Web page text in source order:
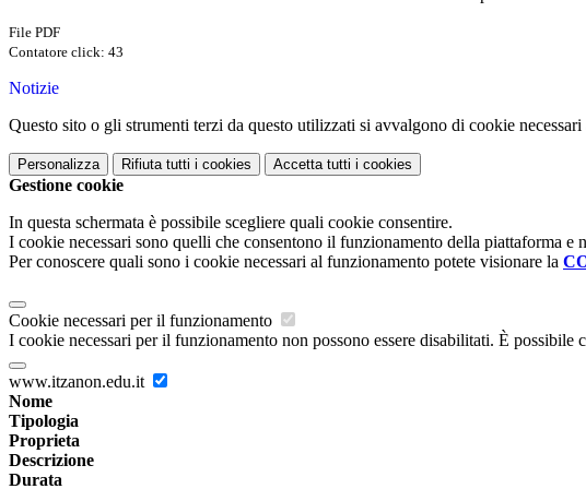
File PDF
Contatore click: 43
Notizie
Questo sito o gli strumenti terzi da questo utilizzati si avvalgono di cookie
Personalizza Rifiuta tutti i cookies Accetta tutti i cookies
Gestione cookie
In questa schermata è possibile scegliere quali cookie consentire.
I cookie necessari sono quelli che consentono il funzionamento della piattaforma e
Per conoscere quali sono i cookie necessari al funzionamento potete visionare la
Cookie necessari per il funzionamento
I cookie necessari per il funzionamento non possono essere disabilitati. È
www.itzanon.edu.it
Nome
Tipologia
Proprieta
Descrizione
Durata